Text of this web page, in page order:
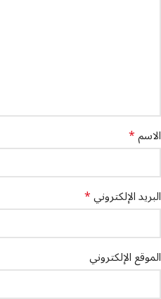
الاسم*
البريد الإلكتروني*
الموقع الإلكتروني